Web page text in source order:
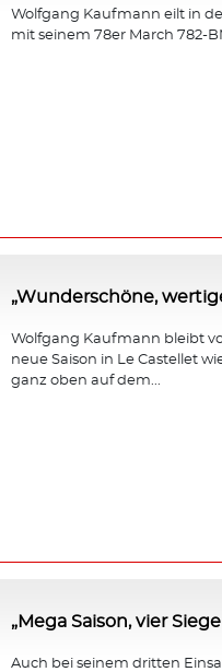
Wolfgang Kaufmann eilt in
mit seinem 78er March 782-
„Wunderschöne,
Wolfgang Kaufmann bleibt
neue Saison in Le Castellet
ganz oben auf dem...
„Mega Saison, vier
Auch bei seinem dritten